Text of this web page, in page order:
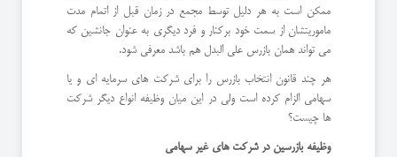
ممکن است به هر دلیل توسط مجمع در زمان قبل از اتمام مدت
ماموریتشان از سمت خود برکنار و فرد دیگری به عنوان جانشین که
می تواند همان بازرس علی البدل هم باشد معرفی شود.
هر چند قانون انتخاب بازرس را برای شرکت های سرمایه ای و یا
سهامی الزام کرده است ولی در این میان وظیفه انواع دیگر شرکت
ها چیست؟
وظیفه بازرسین در شرکت های غیر سهامی